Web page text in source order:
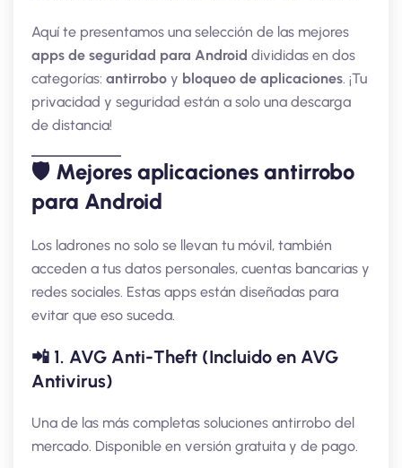
Aquí te presentamos una selección de las mejores
apps de seguridad para Android divididas en dos
categorías: antirrobo y bloqueo de aplicaciones. ¡Tu
privacidad y seguridad están a solo una descarga
de distancia!
🛡️ Mejores aplicaciones antirrobo
para Android
Los ladrones no solo se llevan tu móvil, también
acceden a tus datos personales, cuentas bancarias y
redes sociales. Estas apps están diseñadas para
evitar que eso suceda.
📲 1. AVG Anti-Theft (Incluido en AVG
Antivirus)
Una de las más completas soluciones antirrobo del
mercado. Disponible en versión gratuita y de pago.